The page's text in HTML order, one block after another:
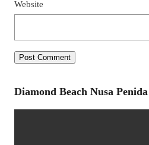
Website
Diamond Beach Nusa Penida